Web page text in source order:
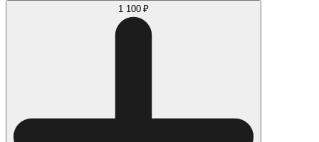
1 100 ₽